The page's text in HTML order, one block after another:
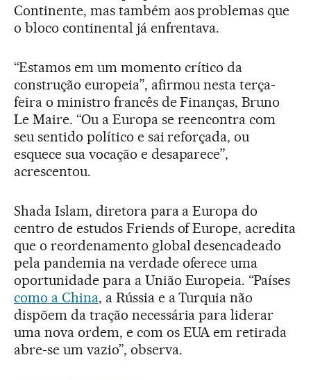
Continente, mas também aos problemas que
o bloco continental já enfrentava.
“Estamos em um momento crítico da
construção europeia”, afirmou nesta terça-
feira o ministro francês de Finanças, Bruno
Le Maire. “Ou a Europa se reencontra com
seu sentido político e sai reforçada, ou
esquece sua vocação e desaparece”,
acrescentou.
Shada Islam, diretora para a Europa do
centro de estudos Friends of Europe, acredita
que o reordenamento global desencadeado
pela pandemia na verdade oferece uma
oportunidade para a União Europeia. “Países
como a China, a Rússia e a Turquia não
dispõem da tração necessária para liderar
uma nova ordem, e com os EUA em retirada
abre-se um vazio”, observa.